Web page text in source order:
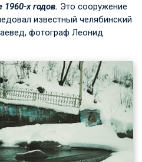
х годов. Это сооружение
известный челябинский
фотограф Леонид